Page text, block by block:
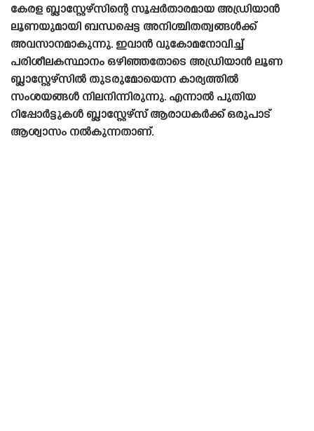
കേരള ബ്ലാസ്റ്റേഴ്‌സിന്റെ സൂപ്പർതാരമായ അഡ്രിയാൻ
ലൂണയുമായി ബന്ധപ്പെട്ട അനിശ്ചിതത്വങ്ങൾക്ക്
അവസാനമാകുന്നു. ഇവാൻ വുകോമനോവിച്ച്
പരിശീലകസ്ഥാനം ഒഴിഞ്ഞതോടെ അഡ്രിയാൻ ലൂണ
ബ്ലാസ്റ്റേഴ്‌സിൽ തുടരുമോയെന്ന കാര്യത്തിൽ
സംശയങ്ങൾ നിലനിന്നിരുന്നു. എന്നാൽ പുതിയ
റിപ്പോർട്ടുകൾ ബ്ലാസ്റ്റേഴ്‌സ് ആരാധകർക്ക് ഒരുപാട്
ആശ്വാസം നൽകുന്നതാണ്.